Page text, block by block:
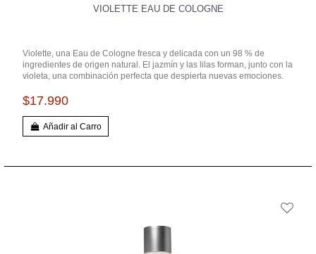
VIOLETTE EAU DE COLOGNE
Violette, una Eau de Cologne fresca y delicada con un 98 % de
ingredientes de origen natural. El jazmín y las lilas forman, junto con la
violeta, una combinación perfecta que despierta nuevas emociones.
$17.990
Añadir al Carro